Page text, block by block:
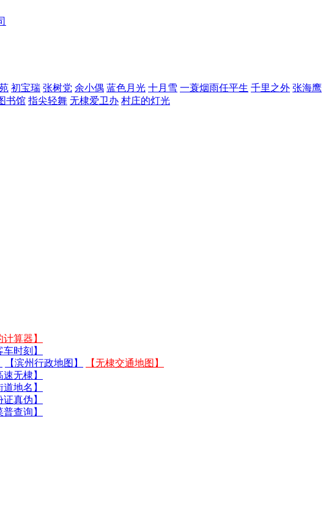
初宝瑞 张树党 余小偶 蓝色月光 十月雪 一蓑烟雨任平生 千里之外 张海鹰
书馆 指尖轻舞 无棣爱卫办 村庄的灯光
计算器】
车时刻】
【滨州行政地图】
【无棣交通地图】
速无棣】
道地名】
证真伪】
普查询】